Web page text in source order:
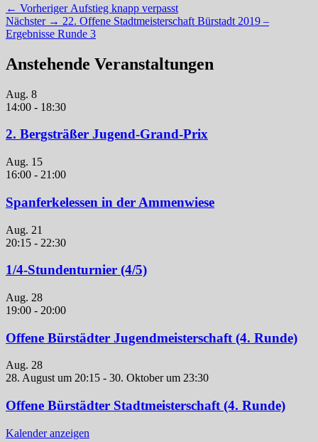
Beitragsnavigation
← Vorheriger Vorheriger
Beitrag:
Aufstieg knapp verpasst
Nächster → Nächster
Beitrag:
22. Offene Stadtmeisterschaft Bürstadt 2019 –
Ergebnisse Runde 3
Anstehende Veranstaltungen
Aug. 8
14:00 - 18:30
2. Bergsträßer Jugend-Grand-Prix
Aug. 15
16:00 - 21:00
Spanferkelessen in der Ammenwiese
Aug. 21
20:15 - 22:30
1/4-Stundenturnier (4/5)
Aug. 28
19:00 - 20:00
Offene Bürstädter Jugendmeisterschaft (4. Runde)
Aug. 28
28. August um 20:15 - 30. Oktober um 23:30
Offene Bürstädter Stadtmeisterschaft (4. Runde)
Kalender anzeigen